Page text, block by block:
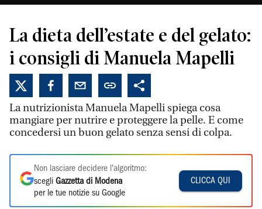
La dieta dell’estate e del gelato:
i consigli di Manuela Mapelli
La nutrizionista Manuela Mapelli spiega cosa
mangiare per nutrire e proteggere la pelle. E come
concedersi un buon gelato senza sensi di colpa.
Non lasciare decidere l'algoritmo:
scegli Gazzetta di Modena
per le tue notizie su Google
CLICCA QUI